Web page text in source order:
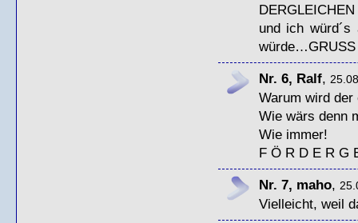
DERGLEICHEN
und ich würd´s
würde…GRUSS
Nr. 6, Ralf,
Warum wird der
Wie wärs denn
Wie immer!
F Ö R D E R G
Nr. 7, maho,
Vielleicht, weil